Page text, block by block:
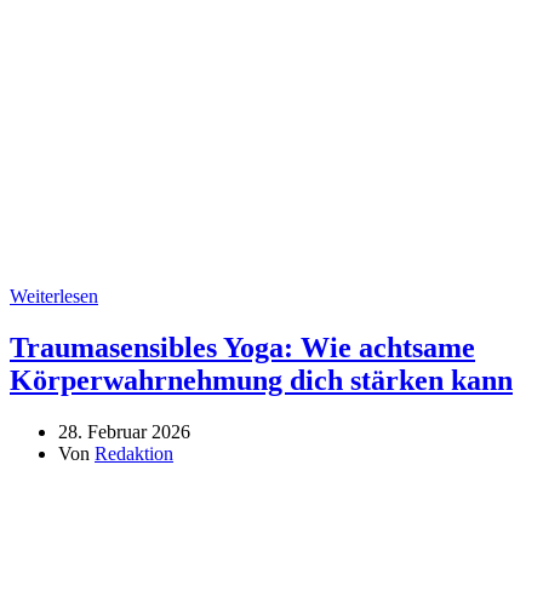
Weiterlesen
Traumasensibles Yoga: Wie achtsame
Körperwahrnehmung dich stärken kann
28. Februar 2026
Von Redaktion